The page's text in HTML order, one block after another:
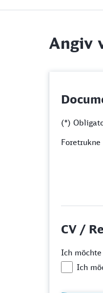
Angiv
(*)
CV /
Ich
Ich